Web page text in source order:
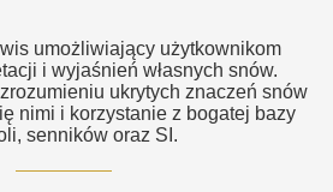
umożliwiający użytkownikom
i wyjaśnień własnych snów.
ukrytych znaczeń snów
nimi i korzystanie z bogatej bazy
senników oraz SI.